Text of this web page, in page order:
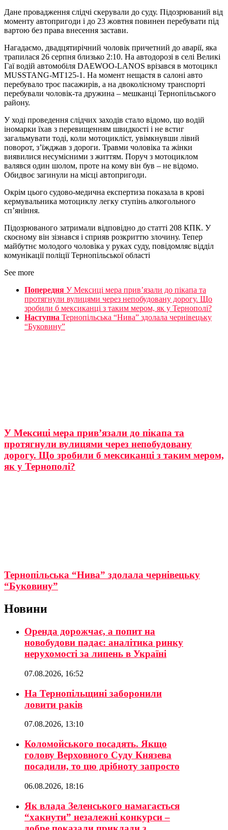
Дане провадження слідчі скерували до суду. Підозрюваний від
моменту автопригоди і до 23 жовтня повинен перебувати під
вартою без права внесення застави.
Нагадаємо, двадцятирічний чоловік причетний до аварії, яка
трапилася 26 серпня близько 2:10. На автодорозі в селі Великі
Гаї водій автомобіля DAEWOO-LANOS врізався в мотоцикл
MUSSTANG-MT125-1. На момент нещастя в салоні авто
перебувало троє пасажирів, а на двоколісному транспорті
перебували чоловік-та дружина – мешканці Тернопільського
району.
У ході проведення слідчих заходів стало відомо, що водій
іномарки їхав з перевищенням швидкості і не встиг
загальмувати тоді, коли мотоцикліст, увімкнувши лівий
поворот, з’їжджав з дороги. Травми чоловіка та жінки
виявилися несумісними з життям. Поруч з мотоциклом
валявся один шолом, проте на кому він був – не відомо.
Обидвоє загинули на місці автопригоди.
Окрім цього судово-медична експертиза показала в крові
кермувальника мотоциклу легку ступінь алкогольного
сп’яніння.
Підозрюваного затримали відповідно до статті 208 КПК. У
скоєному він зізнався і сприяв розкриттю злочину. Тепер
майбутнє молодого чоловіка у руках суду, повідомляє відділ
комунікації поліції Тернопільської області
See more
Попередня У Мексиці мера прив’язали до пікапа та
протягнули вулицями через непобудовану дорогу. Що
зробили б мексиканці з таким мером, як у Тернополі?
Наступна Тернопільська “Нива” здолала чернівецьку
“Буковину”
У Мексиці мера прив’язали до пікапа та
протягнули вулицями через непобудовану
дорогу. Що зробили б мексиканці з таким мером,
як у Тернополі?
Тернопільська “Нива” здолала чернівецьку
“Буковину”
Новини
Оренда дорожчає, а попит на
новобудови падає: аналітика ринку
нерухомості за липень в Україні
07.08.2026, 16:52
На Тернопільщині заборонили
ловити раків
07.08.2026, 13:10
Коломойського посадять. Якщо
голову Верховного Суду Князева
посадили, то цю дрібноту запросто
06.08.2026, 18:16
Як влада Зеленського намагається
“хакнути” незалежні конкурси –